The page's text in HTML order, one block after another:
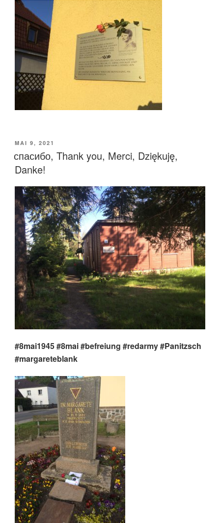
VERÖFFENTLICHT
MAI 9, 2021
спасибо, Thank you, Merci, Dziękuję,
Danke!
#8mai1945 #8mai #befreiung #redarmy #Panitzsch
#margareteblank